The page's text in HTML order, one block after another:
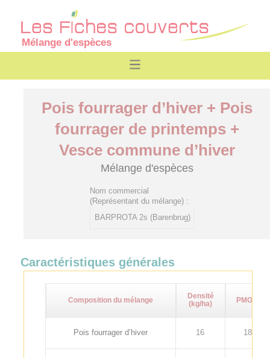
Mélange d'espèces
Pois fourrager d’hiver + Pois
fourrager de printemps +
Vesce commune d’hiver
Mélange d'espèces
Nom commercial
(Représentant du mélange) :
BARPROTA 2s (Barenbrug)
Caractéristiques générales
Composition du mélange
Densité
(kg/ha)
PMG (g)
Pois fourrager d’hiver 16 180